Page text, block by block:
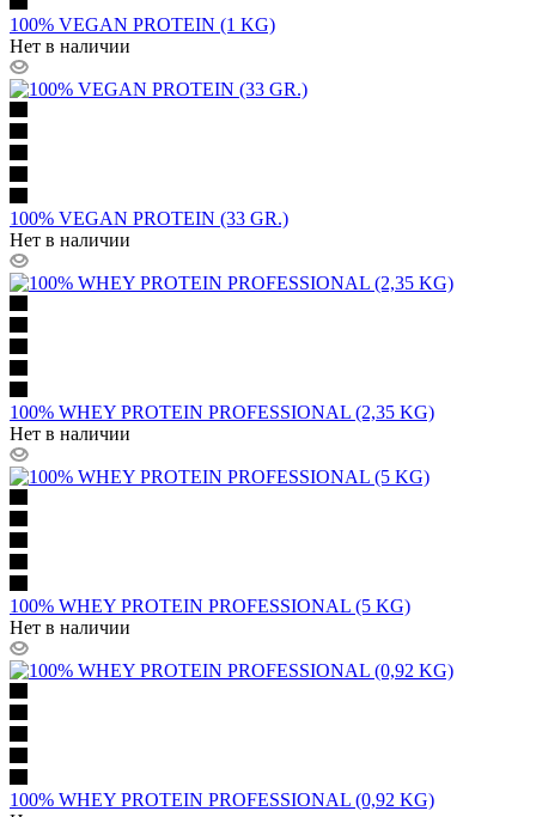
100% VEGAN PROTEIN (1 KG)
Нет в наличии
100% VEGAN PROTEIN (33 GR.)
Нет в наличии
100% WHEY PROTEIN PROFESSIONAL (2,35 KG)
Нет в наличии
100% WHEY PROTEIN PROFESSIONAL (5 KG)
Нет в наличии
100% WHEY PROTEIN PROFESSIONAL (0,92 KG)